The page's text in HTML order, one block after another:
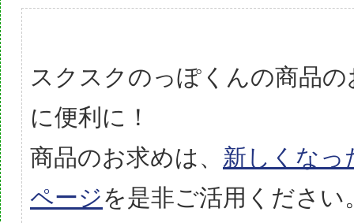
スクスクのっぽくんの商品
に便利に！
商品のお求めは、 新しくなっ
ページを是非ご活用ください